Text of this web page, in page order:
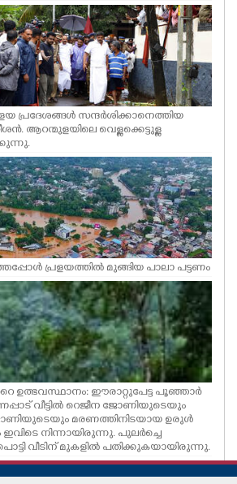
പ്രദേശങ്ങൾ സന്ദർശിക്കാനെത്തിയ
ആറന്മുളയിലെ വെള്ളക്കെട്ടുള്ള
പ്രളയത്തിൽ മുങ്ങിയ പാലാ പട്ടണം
ഉത്ഭവസ്ഥാനം: ഈരാറ്റുപേട്ട പൂഞ്ഞാർ
വീട്ടിൽ റെജീന ജോണിയുടെയും
മരണത്തിനിടയായ ഉരുൾ
നിന്നായിരുന്നു. പുലർച്ചെ
വീടിന് മുകളിൽ പതിക്കുകയായിരുന്നു.